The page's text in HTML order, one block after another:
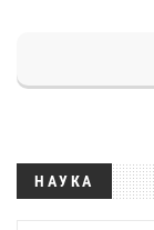
НАУКА